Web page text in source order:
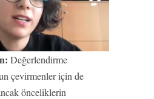
Değerlendirme
çevirmenler için de
önceliklerin